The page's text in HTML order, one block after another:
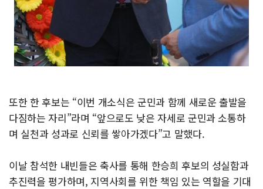
또한 한 후보는 “이번 개소식은 군민과 함께 새로운 출발을
다짐하는 자리”라며 “앞으로도 낮은 자세로 군민과 소통하
며 실천과 성과로 신뢰를 쌓아가겠다”고 말했다.
이날 참석한 내빈들은 축사를 통해 한승희 후보의 성실함과
추진력을 평가하며, 지역사회를 위한 책임 있는 역할을 기대